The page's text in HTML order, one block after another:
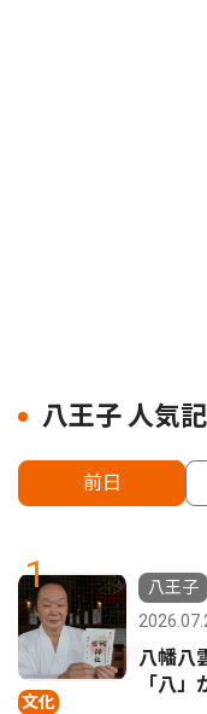
八王子 人気
前日
1
文化
八王子
八幡八
「八」